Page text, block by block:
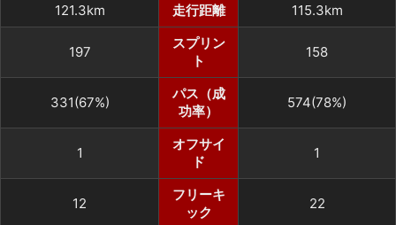
121.3km 走行距離 115.3km
197
スプリン
ト
158
331(67%)
パス（成
功率）
574(78%)
1
オフサイ
ド
1
12
フリーキ
ック
22